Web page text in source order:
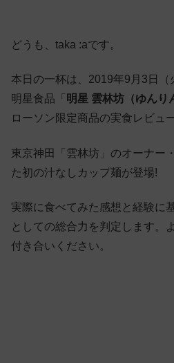
どうも、taka :aです。
本日の一杯は、2019年9月3日（
明星食品「 明星 雲林坊（ゆんり
ローソン限定商品の実食レビュ
東京神田「雲林坊」のオーナー
た初の汁なしカップ麺が登場!
実際に食べてみた感想と経験に
としての総合力を判定します。
付き合いください。